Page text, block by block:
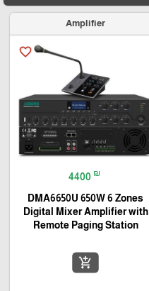
Amplifier
favorite_border
4400 ₪
DMA6650U 650W 6 Zones
Digital Mixer Amplifier with
Remote Paging Station
add_shopping_cart